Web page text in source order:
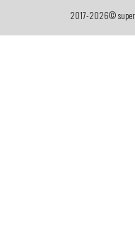
2017-2026©